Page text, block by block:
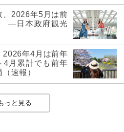
、2026年5月は前
―日本政府観光
2026年4月は前年
4月累計でも前年
速報）
っと見る